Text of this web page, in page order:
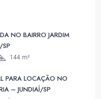
NO BAIRRO JARDIM
SP
144 m²
PARA LOCAÇÃO NO
– JUNDIAÍ/SP